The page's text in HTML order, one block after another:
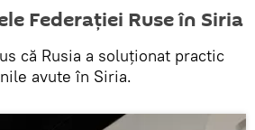
Federației Ruse în Siria
că Rusia a soluționat practic
avute în Siria.